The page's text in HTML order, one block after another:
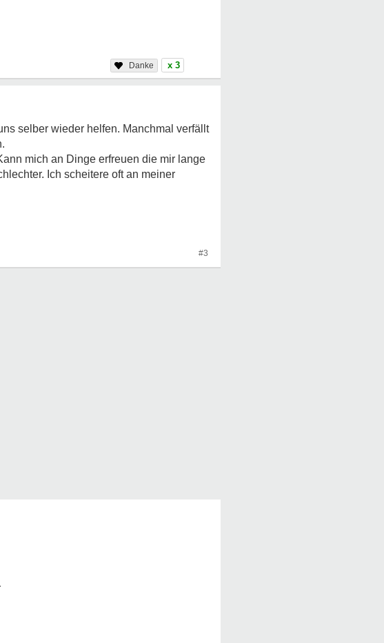
x 3
selber wieder helfen. Manchmal verfällt
mich an Dinge erfreuen die mir lange
Ich scheitere oft an meiner
#3